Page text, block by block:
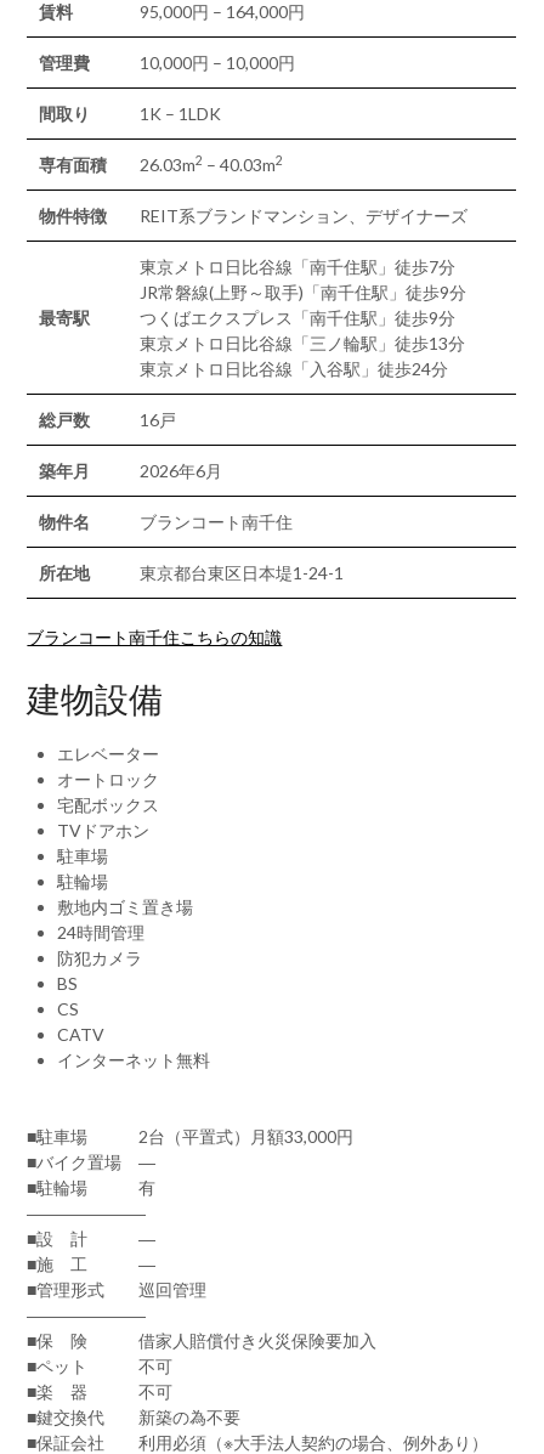
賃料 95,000円 – 164,000円
管理費 10,000円 – 10,000円
間取り 1K – 1LDK
専有面積 26.03m2 – 40.03m2
物件特徴 REIT系ブランドマンション、デザイナーズ
最寄駅
東京メトロ日比谷線「南千住駅」徒歩7分
JR常磐線(上野～取手)「南千住駅」徒歩9分
つくばエクスプレス「南千住駅」徒歩9分
東京メトロ日比谷線「三ノ輪駅」徒歩13分
東京メトロ日比谷線「入谷駅」徒歩24分
総戸数 16戸
築年月 2026年6月
物件名 ブランコート南千住
所在地 東京都台東区日本堤1-24-1
ブランコート南千住こちらの知識
建物設備
エレベーター
オートロック
宅配ボックス
TVドアホン
駐車場
駐輪場
敷地内ゴミ置き場
24時間管理
防犯カメラ
BS
CS
CATV
インターネット無料
■駐車場 2台（平置式）月額33,000円
■バイク置場 ―
■駐輪場 有
―――――――
■設 計 ―
■施 工 ―
■管理形式 巡回管理
―――――――
■保 険 借家人賠償付き火災保険要加入
■ペット 不可
■楽 器 不可
■鍵交換代 新築の為不要
■保証会社 利用必須（※大手法人契約の場合、例外あり）